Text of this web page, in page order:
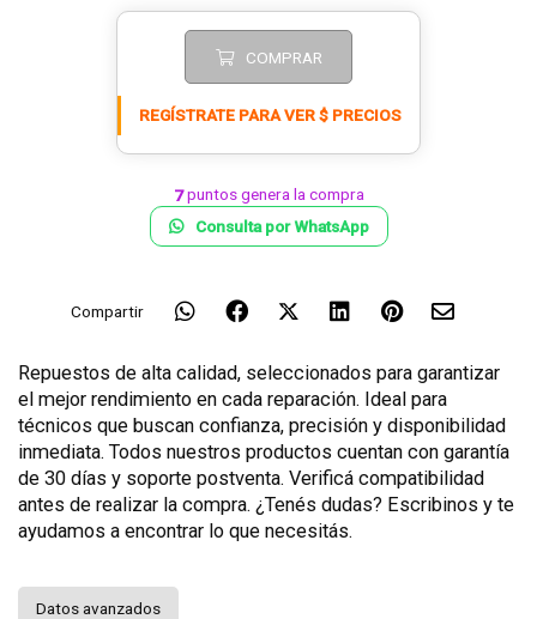
COMPRAR
REGÍSTRATE PARA VER $ PRECIOS
7puntos genera la compra
Consulta por WhatsApp
Compartir
Repuestos de alta calidad, seleccionados para garantizar
el mejor rendimiento en cada reparación. Ideal para
técnicos que buscan confianza, precisión y disponibilidad
inmediata. Todos nuestros productos cuentan con garantía
de 30 días y soporte postventa. Verificá compatibilidad
antes de realizar la compra. ¿Tenés dudas? Escribinos y te
ayudamos a encontrar lo que necesitás.
Datos avanzados